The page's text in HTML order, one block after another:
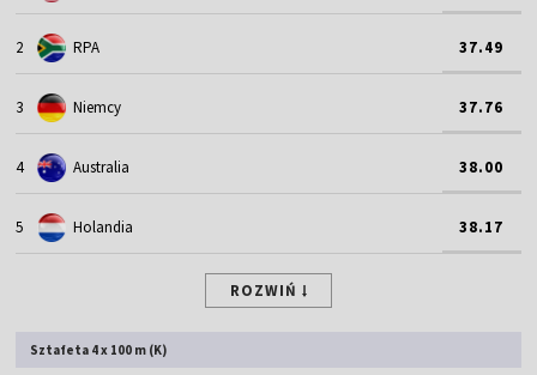
2 RPA 37.49
3 Niemcy 37.76
4 Australia 38.00
5 Holandia 38.17
ROZWIŃ
Sztafeta 4 x 100 m (K)